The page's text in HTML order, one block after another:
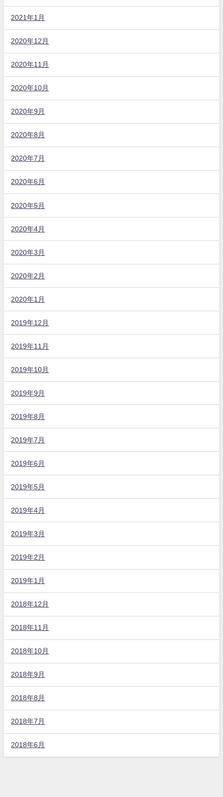
2021年1月
2020年12月
2020年11月
2020年10月
2020年9月
2020年8月
2020年7月
2020年6月
2020年5月
2020年4月
2020年3月
2020年2月
2020年1月
2019年12月
2019年11月
2019年10月
2019年9月
2019年8月
2019年7月
2019年6月
2019年5月
2019年4月
2019年3月
2019年2月
2019年1月
2018年12月
2018年11月
2018年10月
2018年9月
2018年8月
2018年7月
2018年6月